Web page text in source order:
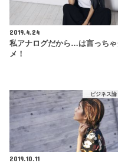
2019.4.24
私アナログだから…は言っちゃ
メ！
ビジネス論
2019.10.11